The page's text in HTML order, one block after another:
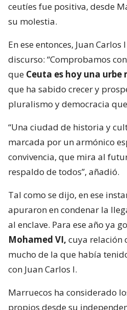
ceutíes fue positiva, desde
su molestia.
En ese entonces, Juan Carlos
discurso: “Comprobamos
que Ceuta es hoy una
que ha sabido crecer y
pluralismo y democracia
“Una ciudad de historia y
marcada por un armónico
convivencia, que mira al
respaldo de todos”, añadió.
Tal como se dijo, en ese
apuraron en condenar la
al enclave. Para ese año ya
Mohamed VI, cuya relación
mucho de la que había
con Juan Carlos I.
Marruecos ha considerado
propios desde su